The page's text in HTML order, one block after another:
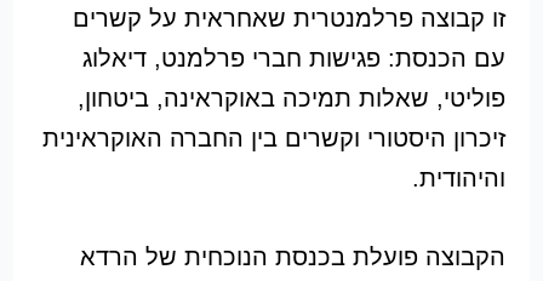
זו קבוצה פרלמנטרית שאחראית על קשרים
עם הכנסת: פגישות חברי פרלמנט, דיאלוג
פוליטי, שאלות תמיכה באוקראינה, ביטחון,
זיכרון היסטורי וקשרים בין החברה האוקראינית
והיהודית.
הקבוצה פועלת בכנסת הנוכחית של הרדא